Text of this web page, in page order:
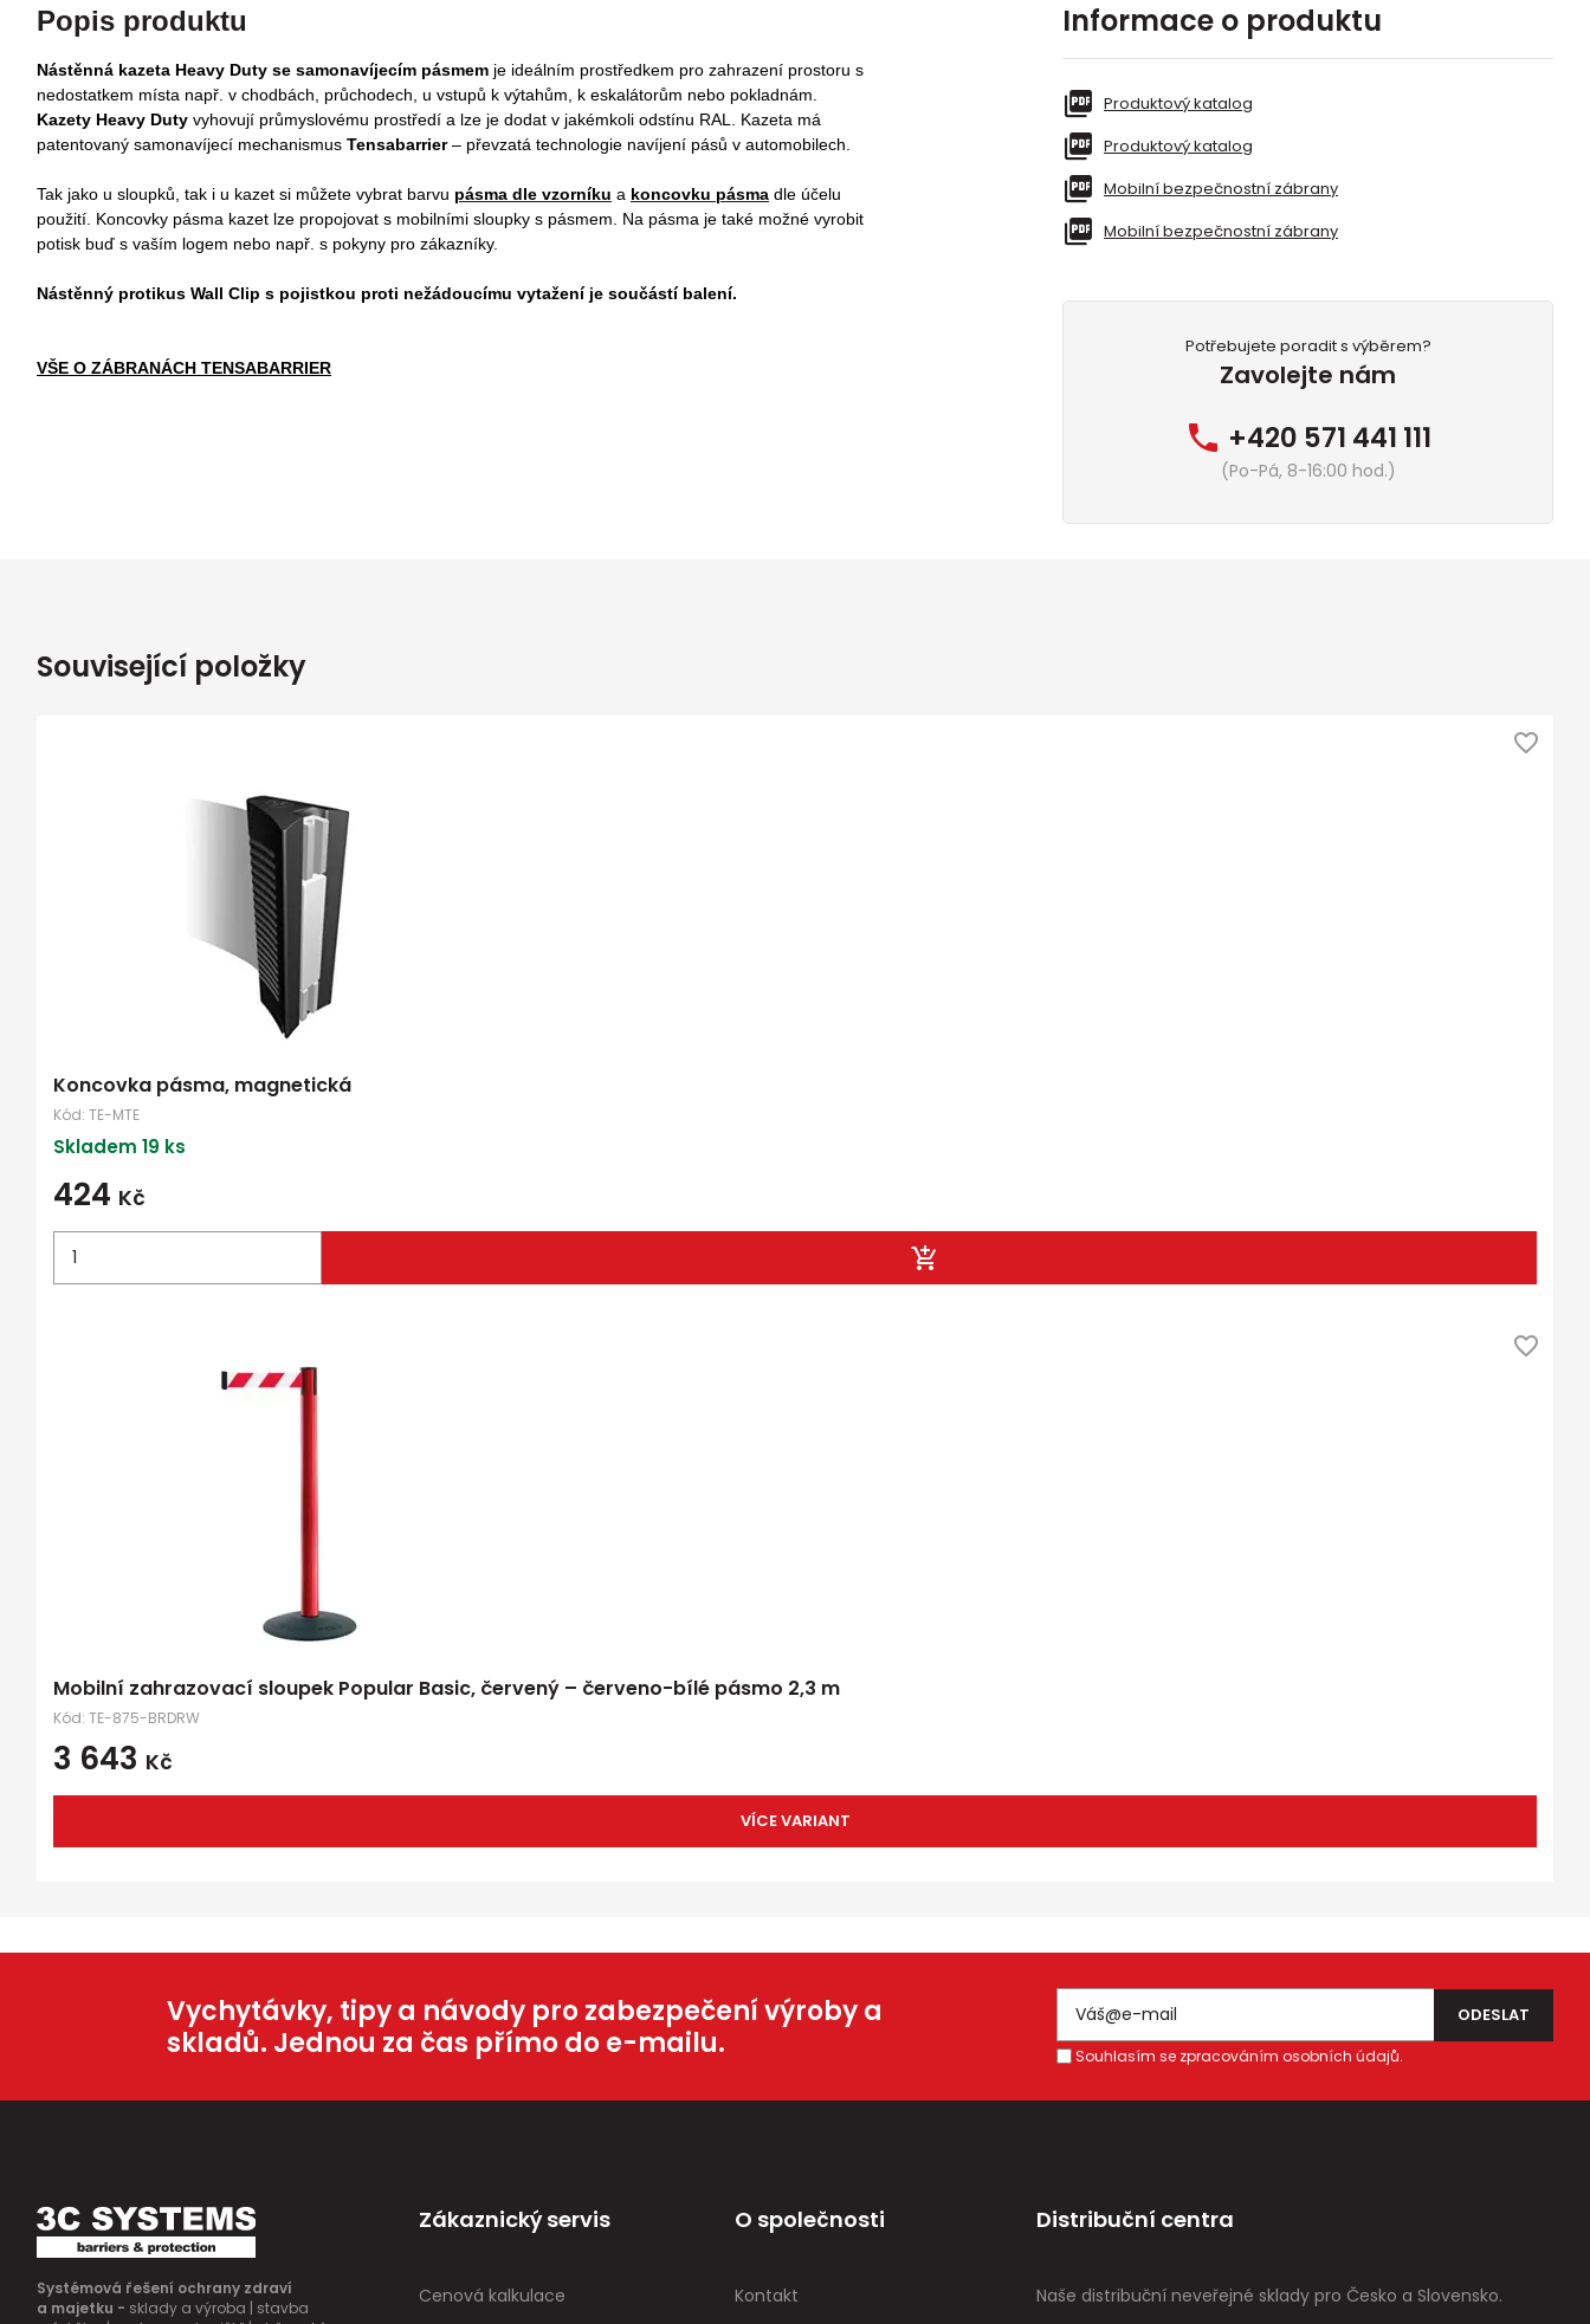
Popis produktu
Nástěnná kazeta Heavy Duty se samonavíjecím pásmem je ideálním prostředkem pro zahrazení prostoru s
nedostatkem místa např. v chodbách, průchodech, u vstupů k výtahům, k eskalátorům nebo pokladnám.
Kazety Heavy Duty vyhovují průmyslovému prostředí a lze je dodat v jakémkoli odstínu RAL. Kazeta má
patentovaný samonavíjecí mechanismus Tensabarrier– převzatá technologie navíjení pásů v automobilech.
Tak jako u sloupků, tak i u kazet si můžete vybrat barvu pásma dle vzorníku a koncovku pásma dle účelu
použití. Koncovky pásma kazet lze propojovat s mobilními sloupky s pásmem. Na pásma je také možné vyrobit
potisk buď s vaším logem nebo např. s pokyny pro zákazníky.
Nástěnný protikus Wall Clip s pojistkou proti nežádoucímu vytažení je součástí balení.
VŠE O ZÁBRANÁCH TENSABARRIER
Informace o produktu
Produktový katalog
Produktový katalog
Mobilní bezpečnostní zábrany
Mobilní bezpečnostní zábrany
Potřebujete poradit s výběrem?
Zavolejte nám
+420 571 441 111
(Po-Pá, 8-16:00 hod.)
Související položky
Koncovka pásma, magnetická
Kód: TE-MTE
Skladem 19 ks
424 Kč
Mobilní zahrazovací sloupek Popular Basic, červený – červeno-bílé pásmo 2,3 m
Kód: TE-875-BRDRW
3 643 Kč
VÍCE VARIANT
Vychytávky, tipy a návody pro zabezpečení výroby a
skladů. Jednou za čas přímo do e-mailu.
Souhlasím se zpracováním osobních údajů.
Systémová řešení ochrany zdraví
a majetku - sklady a výroba | stavba
Zákaznický servis
Cenová kalkulace
O společnosti
Kontakt
Distribuční centra
Naše distribuční neveřejné sklady pro Česko a Slovensko.